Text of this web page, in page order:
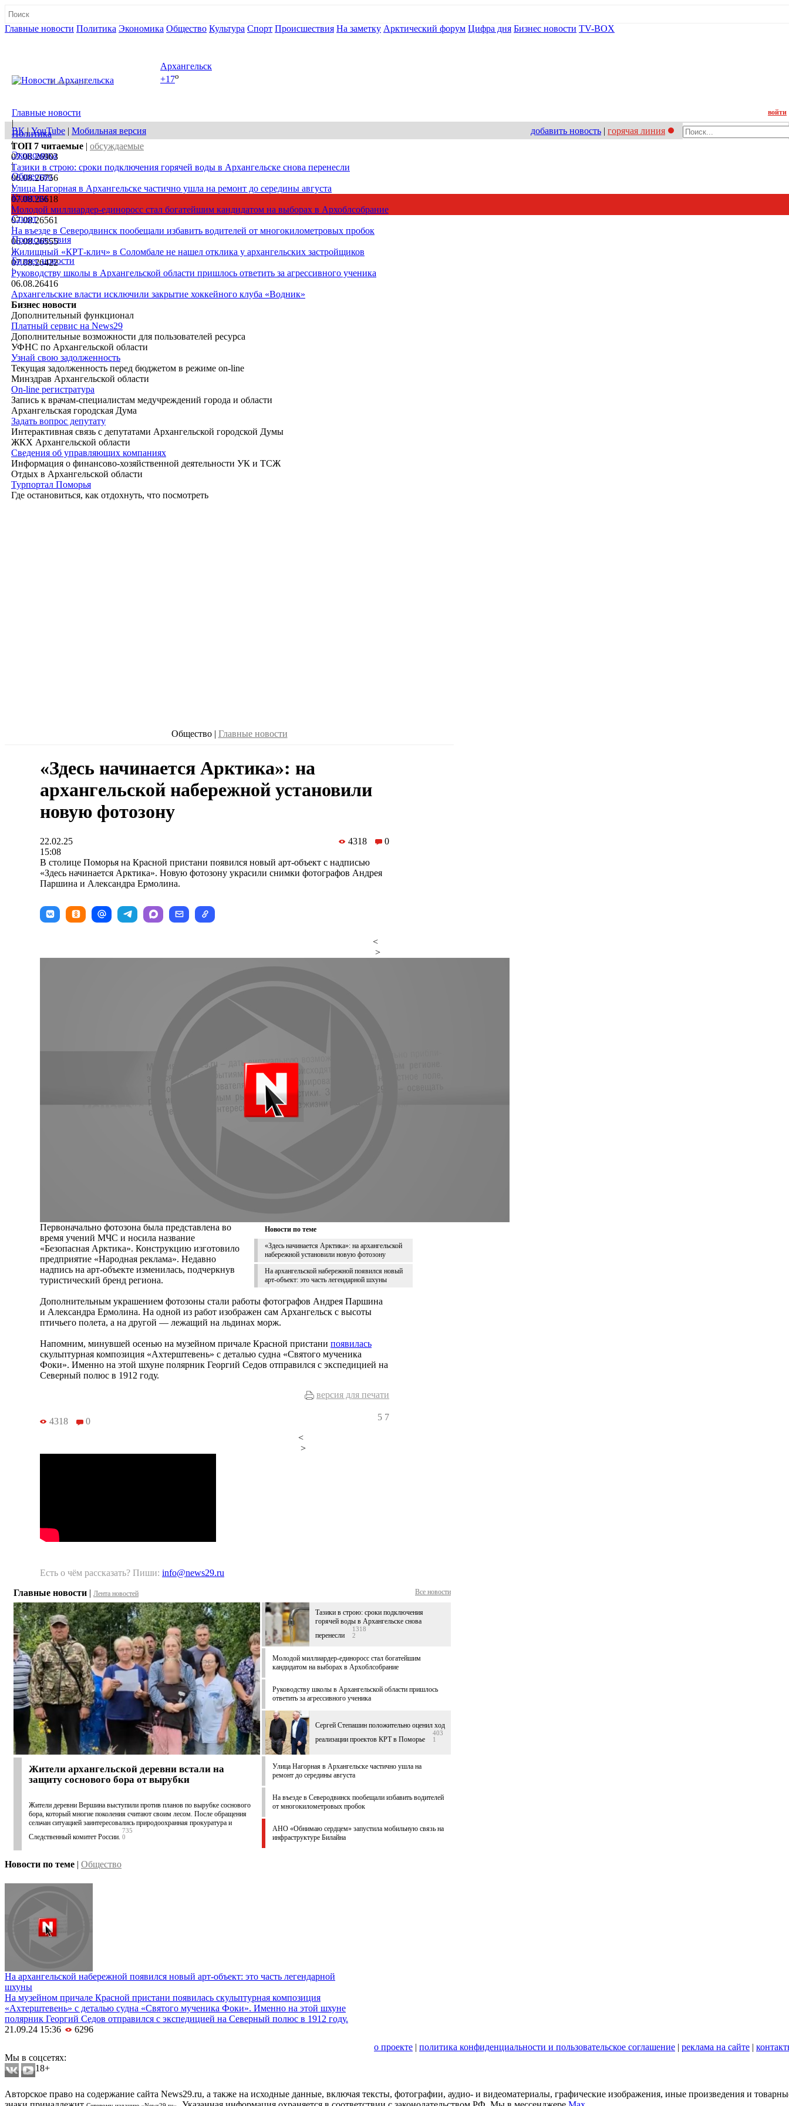
Главные новости Политика Экономика Общество Культура Спорт Происшествия На заметку Арктический форум Цифра дня Бизнес новости TV-BOX
08 августа, сб
Архангельск
+17o
Главные новости
|
Политика
|
Экономика
|
Общество
|
Культура
|
Спорт
|
Происшествия
|
Бизнес новости
|
войти
ВК|YouTube | Мобильная версия добавить новость | горячая линия
ТОП 7 читаемые | обсуждаемые
07.08.26903
Тазики в строю: сроки подключения горячей воды в Архангельске снова перенесли
06.08.26756
Улица Нагорная в Архангельске частично ушла на ремонт до середины августа
07.08.26618
Молодой миллиардер-единоросс стал богатейшим кандидатом на выборах в Архоблсобрание
07.08.26561
На въезде в Северодвинск пообещали избавить водителей от многокилометровых пробок
06.08.26555
Жилищный «КРТ-клич» в Соломбале не нашел отклика у архангельских застройщиков
07.08.26422
Руководству школы в Архангельской области пришлось ответить за агрессивного ученика
06.08.26416
Архангельские власти исключили закрытие хоккейного клуба «Водник»
Бизнес новости
Дополнительный функционал
Платный сервис на News29
Дополнительные возможности для пользователей ресурса
УФНС по Архангельской области
Узнай свою задолженность
Текущая задолженность перед бюджетом в режиме on-line
Минздрав Архангельской области
On-line регистратура
Запись к врачам-специалистам медучреждений города и области
Архангельская городская Дума
Задать вопрос депутату
Интерактивная связь с депутатами Архангельской городской Думы
ЖКХ Архангельской области
Сведения об управляющих компаниях
Информация о финансово-хозяйственной деятельности УК и ТСЖ
Отдых в Архангельской области
Турпортал Поморья
Где остановиться, как отдохнуть, что посмотреть
Общество | Главные новости
«Здесь начинается Арктика»: на
архангельской набережной установили
новую фотозону
22.02.25
15:08
4318 0
В столице Поморья на Красной пристани появилcя новый арт-объект с надписью
«Здесь начинается Арктика». Новую фотозону украсили снимки фотографов Андрея
Паршина и Александра Ермолина.
<
>
Новости по теме
«Здесь начинается Арктика»: на архангельской
набережной установили новую фотозону
На архангельской набережной появился новый
арт-объект: это часть легендарной шхуны
Первоначально фотозона была представлена во
время учений МЧС и носила название
«Безопасная Арктика». Конструкцию изготовило
предприятие «Народная реклама». Недавно
надпись на арт-объекте изменилась, подчеркнув
туристический бренд региона.
Дополнительным украшением фотозоны стали работы фотографов Андрея Паршина
и Александра Ермолина. На одной из работ изображен сам Архангельск с высоты
птичьего полета, а на другой — лежащий на льдинах морж.
Напомним, минувшей осенью на музейном причале Красной пристани появилась
скульптурная композиция «Ахтерштевень» с деталью судна «Святого мученика
Фоки». Именно на этой шхуне полярник Георгий Седов отправился с экспедицией на
Северный полюс в 1912 году.
версия для печати
4318 0 5 7
<
>
Есть о чём рассказать? Пиши: info@news29.ru
Главные новости | Лента новостей Все новости
Жители архангельской деревни встали на
защиту соснового бора от вырубки
Жители деревни Вершина выступили против планов по вырубке соснового
бора, который многие поколения считают своим лесом. После обращения
сельчан ситуацией заинтересовались природоохранная прокуратура и
Следственный комитет России.
735
0
Тазики в строю: сроки подключения
горячей воды в Архангельске снова
перенесли
1318
2
Молодой миллиардер-единоросс стал богатейшим
кандидатом на выборах в Архоблсобрание
Руководству школы в Архангельской области пришлось
ответить за агрессивного ученика
Сергей Степашин положительно оценил ход
реализации проектов КРТ в Поморье
403
1
Улица Нагорная в Архангельске частично ушла на
ремонт до середины августа
На въезде в Северодвинск пообещали избавить водителей
от многокилометровых пробок
АНО «Обнимаю сердцем» запустила мобильную связь на
инфраструктуре Билайна
Новости по теме | Общество
На архангельской набережной появился новый арт-объект: это часть легендарной
шхуны
На музейном причале Красной пристани появилась скульптурная композиция
«Ахтерштевень» с деталью судна «Святого мученика Фоки». Именно на этой шхуне
полярник Георгий Седов отправился с экспедицией на Северный полюс в 1912 году.
21.09.24 15:36
6296
о проекте | политика конфиденциальности и пользовательское соглашение | реклама на сайте |
Мы в соцсетях:
18+
Авторское право на содержание сайта News29.ru, а также на исходные данные, включая тексты, фотографии, аудио- и видеоматериалы, графические изображения, иные произведения и